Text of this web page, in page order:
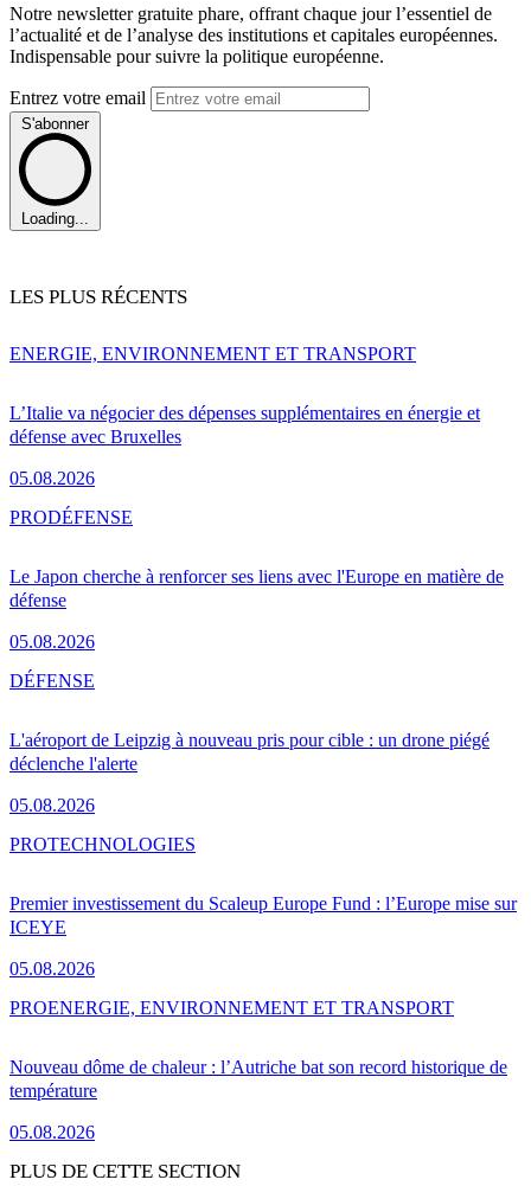
Notre newsletter gratuite phare, offrant chaque jour l’essentiel de
l’actualité et de l’analyse des institutions et capitales européennes.
Indispensable pour suivre la politique européenne.
Entrez votre email
S'abonner
Loading...
LES PLUS RÉCENTS
L’Italie va négocier des dépenses supplémentaires en énergie et
défense avec Bruxelles
05.08.2026
ENERGIE, ENVIRONNEMENT ET TRANSPORT
Le Japon cherche à renforcer ses liens avec l'Europe en matière de
défense
05.08.2026
PRODÉFENSE
L'aéroport de Leipzig à nouveau pris pour cible : un drone piégé
déclenche l'alerte
05.08.2026
DÉFENSE
Premier investissement du Scaleup Europe Fund : l’Europe mise sur
ICEYE
05.08.2026
PROTECHNOLOGIES
Nouveau dôme de chaleur : l’Autriche bat son record historique de
température
05.08.2026
PROENERGIE, ENVIRONNEMENT ET TRANSPORT
PLUS DE CETTE SECTION